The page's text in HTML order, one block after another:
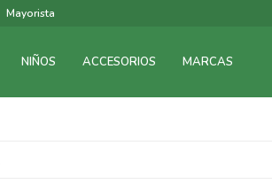
NIÑOS ACCESORIOS MARCAS
Mayorista